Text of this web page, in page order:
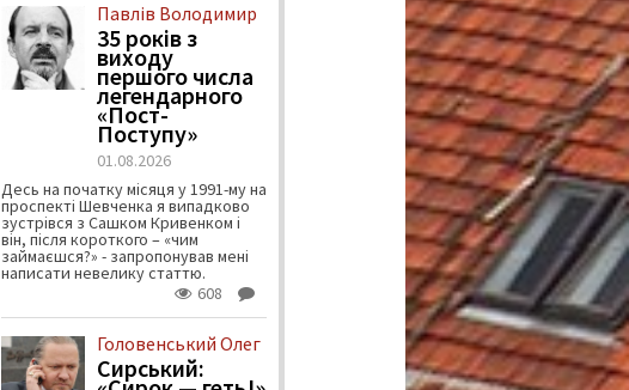
Павлів Володимир
35 років з
виходу
першого числа
легендарного
«Пост-
Поступу»
01.08.2026
Десь на початку місяця у 1991-му на
проспекті Шевченка я випадково
зустрівся з Сашком Кривенком і
він, після короткого – «чим
займаєшся?» - запропонував мені
написати невелику статтю.
608
Головенський Олег
Сирський: